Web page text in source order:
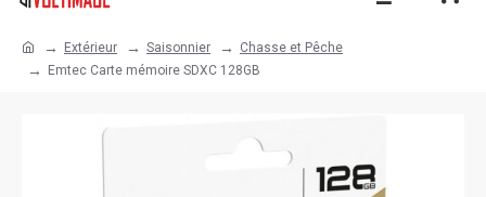
Extérieur Saisonnier
Chasse et Pêche
Emtec Carte mémoire SDXC 128GB